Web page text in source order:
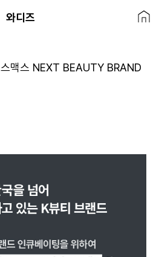
와디즈
맥스 NEXT BEAUTY BRAND